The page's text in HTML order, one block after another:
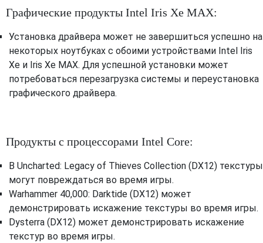
Графические продукты Intel Iris Xe MAX:
Установка драйвера может не завершиться успешно на
некоторых ноутбуках с обоими устройствами Intel Iris
Xe и Iris Xe MAX. Для успешной установки может
потребоваться перезагрузка системы и переустановка
графического драйвера.
Продукты с процессорами Intel Core:
В Uncharted: Legacy of Thieves Collection (DX12) текстуры
могут повреждаться во время игры.
Warhammer 40,000: Darktide (DX12) может
демонстрировать искажение текстуры во время игры.
Dysterra (DX12) может демонстрировать искажение
текстур во время игры.